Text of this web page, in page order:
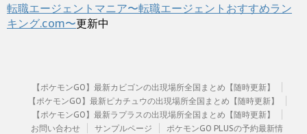
転職エージェントマニア〜転職エージェントおすすめラン
キング.com〜更新中
【ポケモンGO】最新カビゴンの出現場所全国まとめ【随時更新】
【ポケモンGO】最新ピカチュウの出現場所全国まとめ【随時更新】
【ポケモンGO】最新ラプラスの出現場所全国まとめ【随時更新】
お問い合わせ
サンプルページ
ポケモンGO PLUSの予約最新情